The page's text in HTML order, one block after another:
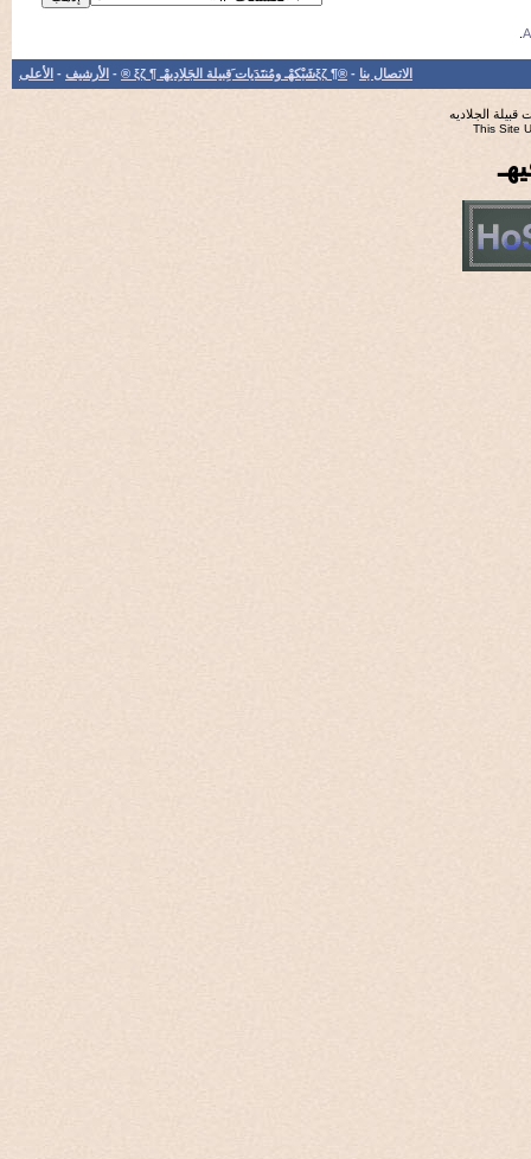
الاتصال بنا-®¶ ξζشَبْكهْـ ومُنتَدَيات َقِبيلة الجَلاِديهْـ ¶ ξζ ® -الأرشيف - الأعلى